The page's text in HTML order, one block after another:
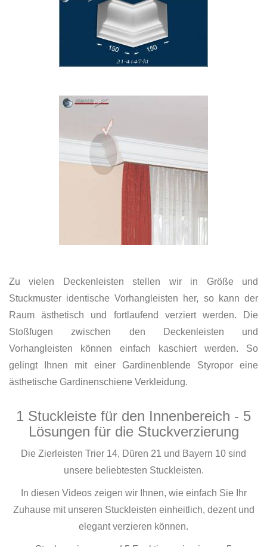
Zu vielen Deckenleisten stellen wir in Größe und
Stuckmuster identische Vorhangleisten her, so kann der
Raum ästhetisch und fortlaufend verziert werden. Die
Stoßfugen zwischen den Deckenleisten und
Vorhangleisten können einfach kaschiert werden. So
gelingt Ihnen mit einer Gardinenblende Styropor eine
ästhetische Gardinenschiene Verkleidung.
1 Stuckleiste für den Innenbereich - 5
Lösungen für die Stuckverzierung
Die Zierleisten Trier 14, Düren 21 und Bayern 10 sind
unsere beliebtesten Stuckleisten.
In diesen Videos zeigen wir Ihnen, wie einfach Sie Ihr
Zuhause mit unseren Stuckleisten einheitlich, dezent und
elegant verzieren können.